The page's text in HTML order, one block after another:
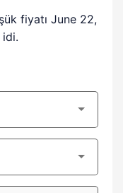
fiyatı June 22,